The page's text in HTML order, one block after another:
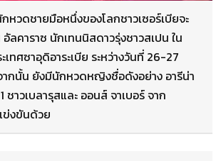
หวดชายมือหนึ่งของโลกชาวเซอร์เบียจะ
ลคาราซ นักเทนนิสดาวรุ่งชาวสเปน ใน
ทศซาอุดิอาระเบีย ระหว่างวันที่ 26-27
กนั้น ยังมีนักหวดหญิงชื่อดังอย่าง อารีน่า
ชาวเบลารุสและ ออนส์ จาเบอร์ จาก
ข่งขันด้วย